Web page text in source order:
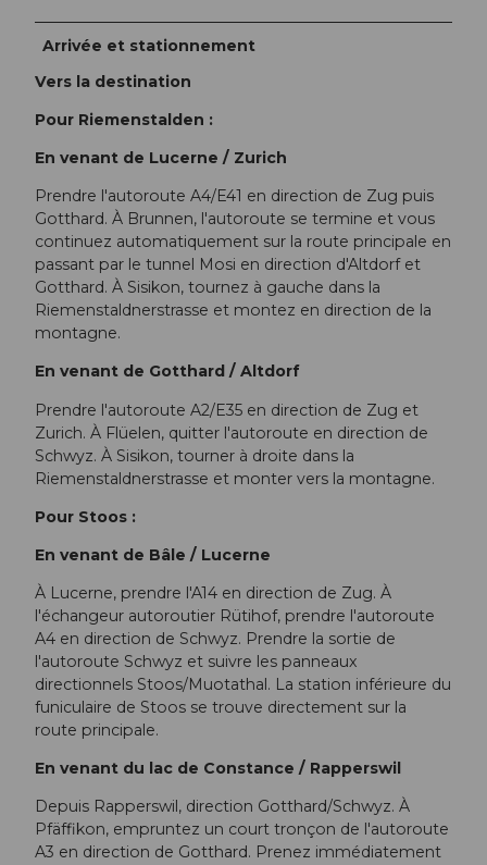
Arrivée et stationnement
Vers la destination
Pour Riemenstalden :
En venant de Lucerne / Zurich
Prendre l'autoroute A4/E41 en direction de Zug puis
Gotthard. À Brunnen, l'autoroute se termine et vous
continuez automatiquement sur la route principale en
passant par le tunnel Mosi en direction d'Altdorf et
Gotthard. À Sisikon, tournez à gauche dans la
Riemenstaldnerstrasse et montez en direction de la
montagne.
En venant de Gotthard / Altdorf
Prendre l'autoroute A2/E35 en direction de Zug et
Zurich. À Flüelen, quitter l'autoroute en direction de
Schwyz. À Sisikon, tourner à droite dans la
Riemenstaldnerstrasse et monter vers la montagne.
Pour Stoos :
En venant de Bâle / Lucerne
À Lucerne, prendre l'A14 en direction de Zug. À
l'échangeur autoroutier Rütihof, prendre l'autoroute
A4 en direction de Schwyz. Prendre la sortie de
l'autoroute Schwyz et suivre les panneaux
directionnels Stoos/Muotathal. La station inférieure du
funiculaire de Stoos se trouve directement sur la
route principale.
En venant du lac de Constance / Rapperswil
Depuis Rapperswil, direction Gotthard/Schwyz. À
Pfäffikon, empruntez un court tronçon de l'autoroute
A3 en direction de Gotthard. Prenez immédiatement